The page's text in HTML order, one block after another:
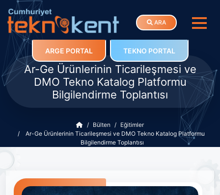
ARA
ARGE PORTAL TEKNO PORTAL
Ar-Ge Ürünlerinin Ticarileşmesi ve
DMO Tekno Katalog Platformu
Bilgilendirme Toplantısı
Bülten
Eğitimler
Ar-Ge Ürünlerinin Ticarileşmesi ve DMO Tekno Katalog Platformu
Bilgilendirme Toplantısı